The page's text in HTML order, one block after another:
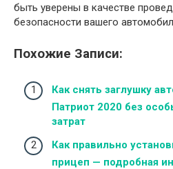
быть уверены в качестве
безопасности вашего
Похожие Записи:
Как снять заглушку
Патриот 2020 без
затрат
Как правильно
прицеп — подробная